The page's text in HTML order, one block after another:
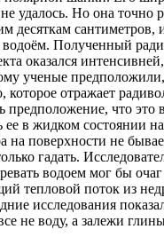
удалось. Но она точно
десяткам сантиметров,
Полученный
оказался
ученые
которое отражает
предположение, что это
в жидком состоянии
на поверхности не
гадать.
водоем мог бы
тепловой поток из
исследования
не воду, а залежи